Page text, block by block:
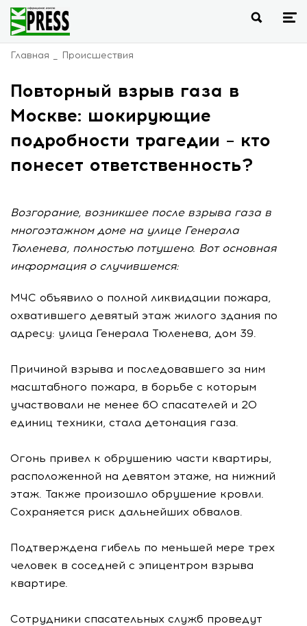
Главная Происшествия
Повторный взрыв газа в
Москве: шокирующие
подробности трагедии – кто
понесет ответственность?
Возгорание, возникшее после взрыва газа в
многоэтажном доме на улице Генерала
Тюленева, полностью потушено. Вот основная
информация о случившемся:
МЧС объявило о полной ликвидации пожара,
охватившего девятый этаж жилого здания по
адресу: улица Генерала Тюленева, дом 39.
Причиной взрыва и последовавшего за ним
масштабного пожара, в борьбе с которым
участвовали не менее 60 спасателей и 20
единиц техники, стала детонация газа.
Огонь привел к обрушению части квартиры,
расположенной на девятом этаже, на нижний
этаж. Также произошло обрушение кровли.
Сохраняется риск дальнейших обвалов.
Подтверждена гибель по меньшей мере трех
человек в соседней с эпицентром взрыва
квартире.
Сотрудники спасательных служб проведут